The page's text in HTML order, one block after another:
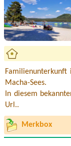
Macha-Sees.
In diesem
Url..
Merkbox